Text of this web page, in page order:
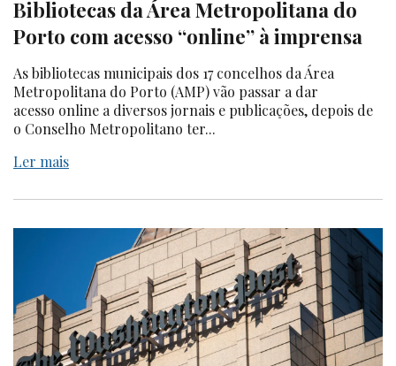
Bibliotecas da Área Metropolitana do
Porto com acesso “online” à imprensa
As bibliotecas municipais dos 17 concelhos da Área
Metropolitana do Porto (AMP) vão passar a dar
acesso online a diversos jornais e publicações, depois de
o Conselho Metropolitano ter...
Ler mais